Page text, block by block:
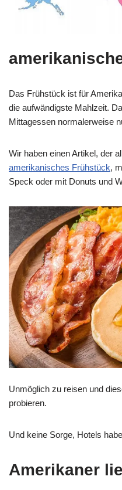
Das Frühstück ist für
die aufwändigste Mahlzeit.
Mittagessen normalerweise
Wir haben einen Artikel, der
amerikanisches Frühstück,
Speck oder mit Donuts und
Unmöglich zu reisen und
probieren.
Und keine Sorge, Hotels
Amerikaner